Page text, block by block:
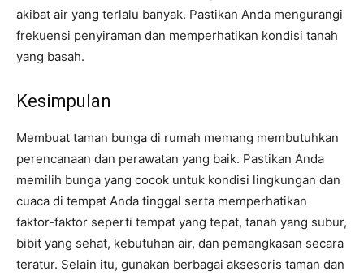
akibat air yang terlalu banyak. Pastikan Anda mengurangi
frekuensi penyiraman dan memperhatikan kondisi tanah
yang basah.
Kesimpulan
Membuat taman bunga di rumah memang membutuhkan
perencanaan dan perawatan yang baik. Pastikan Anda
memilih bunga yang cocok untuk kondisi lingkungan dan
cuaca di tempat Anda tinggal serta memperhatikan
faktor-faktor seperti tempat yang tepat, tanah yang subur,
bibit yang sehat, kebutuhan air, dan pemangkasan secara
teratur. Selain itu, gunakan berbagai aksesoris taman dan